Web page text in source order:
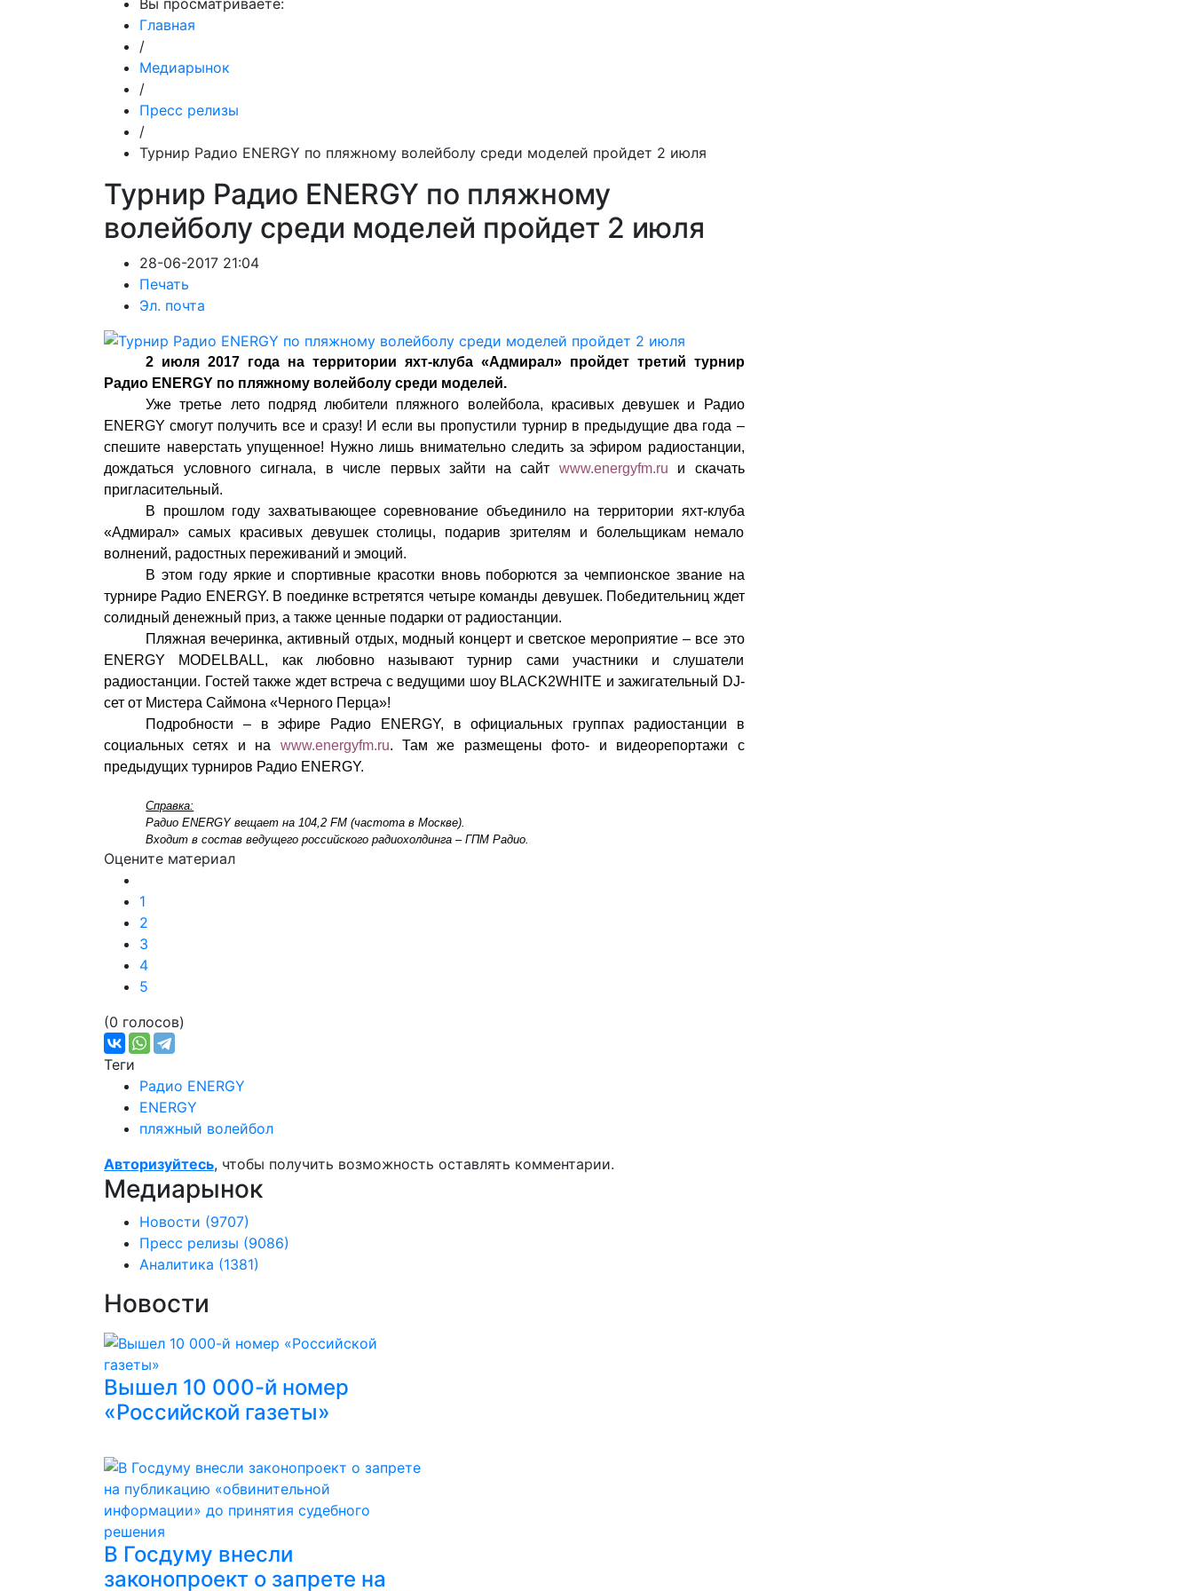
Вы просматриваете:
Главная
/
Медиарынок
/
Пресс релизы
/
Турнир Радио ENERGY по пляжному волейболу среди моделей пройдет 2 июля
Турнир Радио ENERGY по пляжному
волейболу среди моделей пройдет 2 июля
28-06-2017 21:04
Печать
Эл. почта
2 июля 2017 года на территории яхт-клуба «Адмирал» пройдет третий турнир
Радио ENERGY по пляжному волейболу среди моделей.
Уже третье лето подряд любители пляжного волейбола, красивых девушек и Радио
ENERGY смогут получить все и сразу! И если вы пропустили турнир в предыдущие два года –
спешите наверстать упущенное! Нужно лишь внимательно следить за эфиром радиостанции,
дождаться условного сигнала, в числе первых зайти на сайт www.energyfm.ru и скачать
пригласительный.
В прошлом году захватывающее соревнование объединило на территории яхт-клуба
«Адмирал» самых красивых девушек столицы, подарив зрителям и болельщикам немало
волнений, радостных переживаний и эмоций.
В этом году яркие и спортивные красотки вновь поборются за чемпионское звание на
турнире Радио ENERGY. В поединке встретятся четыре команды девушек. Победительниц ждет
солидный денежный приз, а также ценные подарки от радиостанции.
Пляжная вечеринка, активный отдых, модный концерт и светское мероприятие – все это
ENERGY MODELBALL, как любовно называют турнир сами участники и слушатели
радиостанции. Гостей также ждет встреча с ведущими шоу BLACK2WHITE и зажигательный DJ-
сет от Мистера Саймона «Черного Перца»!
Подробности – в эфире Радио ENERGY, в официальных группах радиостанции в
социальных сетях и на www.energyfm.ru. Там же размещены фото- и видеорепортажи с
предыдущих турниров Радио ENERGY.
Справка:
Радио ENERGY вещает на 104,2 FM (частота в Москве).
Входит в состав ведущего российского радиохолдинга – ГПМ Радио.
Оцените материал
1
2
3
4
5
(0 голосов)
Теги
Радио ENERGY
ENERGY
пляжный волейбол
Авторизуйтесь, чтобы получить возможность оставлять комментарии.
Медиарынок
Новости (9707)
Пресс релизы (9086)
Аналитика (1381)
Новости
Вышел 10 000-й номер
«Российской газеты»
В Госдуму внесли
законопроект о запрете на